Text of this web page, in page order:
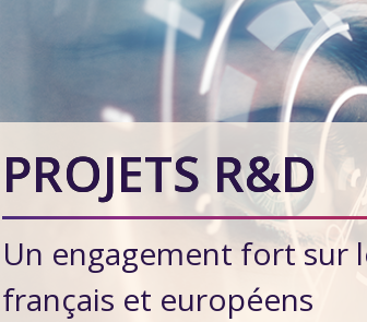
PROJETS R&D
Un engagement fort sur
français et européens